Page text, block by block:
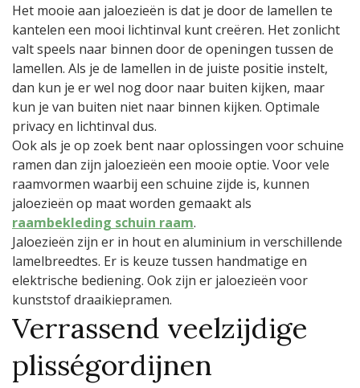
Het mooie aan jaloezieën is dat je door de lamellen te
kantelen een mooi lichtinval kunt creëren. Het zonlicht
valt speels naar binnen door de openingen tussen de
lamellen. Als je de lamellen in de juiste positie instelt,
dan kun je er wel nog door naar buiten kijken, maar
kun je van buiten niet naar binnen kijken. Optimale
privacy en lichtinval dus.
Ook als je op zoek bent naar oplossingen voor schuine
ramen dan zijn jaloezieën een mooie optie. Voor vele
raamvormen waarbij een schuine zijde is, kunnen
jaloezieën op maat worden gemaakt als
raambekleding schuin raam.
Jaloezieën zijn er in hout en aluminium in verschillende
lamelbreedtes. Er is keuze tussen handmatige en
elektrische bediening. Ook zijn er jaloezieën voor
kunststof draaikiepramen.
Verrassend veelzijdige
plisségordijnen